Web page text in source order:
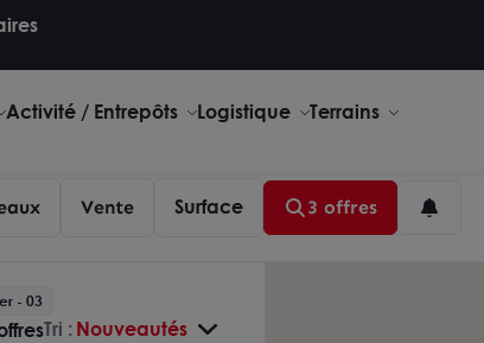
Activité / Entrepôts Logistique Terrains
Vente Surface 3 offres
- 03
Tri : Nouveautés